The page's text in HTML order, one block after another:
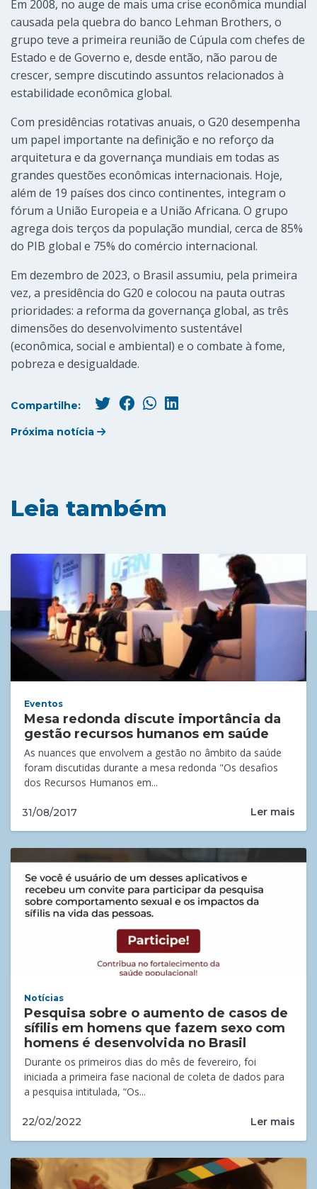
Em 2008, no auge de mais uma crise econômica mundial
causada pela quebra do banco Lehman Brothers, o
grupo teve a primeira reunião de Cúpula com chefes de
Estado e de Governo e, desde então, não parou de
crescer, sempre discutindo assuntos relacionados à
estabilidade econômica global.
Com presidências rotativas anuais, o G20 desempenha
um papel importante na definição e no reforço da
arquitetura e da governança mundiais em todas as
grandes questões econômicas internacionais. Hoje,
além de 19 países dos cinco continentes, integram o
fórum a União Europeia e a União Africana. O grupo
agrega dois terços da população mundial, cerca de 85%
do PIB global e 75% do comércio internacional.
Em dezembro de 2023, o Brasil assumiu, pela primeira
vez, a presidência do G20 e colocou na pauta outras
prioridades: a reforma da governança global, as três
dimensões do desenvolvimento sustentável
(econômica, social e ambiental) e o combate à fome,
pobreza e desigualdade.
Compartilhe:
Próxima notícia
Leia também
Eventos
Mesa redonda discute importância da
gestão recursos humanos em saúde
As nuances que envolvem a gestão no âmbito da saúde
foram discutidas durante a mesa redonda "Os desafios
dos Recursos Humanos em...
31/08/2017 Ler mais
Notícias
Pesquisa sobre o aumento de casos de
sífilis em homens que fazem sexo com
homens é desenvolvida no Brasil
Durante os primeiros dias do mês de fevereiro, foi
iniciada a primeira fase nacional de coleta de dados para
a pesquisa intitulada, “Os...
22/02/2022 Ler mais